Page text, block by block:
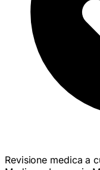
Revisione medica a
Medico • Laurea in